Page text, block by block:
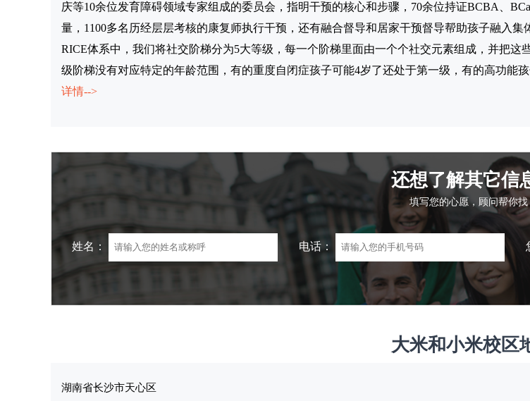
庆等10余位发育障碍领域专家组成的委员会，指明干预的核心和步骤，70余位持证BCBA、
量，1100多名历经层层考核的康复师执行干预，还有融合督导和居家干预督导帮助孩子融入
RICE体系中，我们将社交阶梯分为5大等级，每一个阶梯里面由一个个社交元素组成，并把
级阶梯没有对应特定的年龄范围，有的重度自闭症孩子可能4岁了还处于第一级，有的高功能
详情-->
还想了解其它信
填写您的心愿，顾问帮你找
姓名： 电话：
大米和小米校区
湖南省长沙市天心区